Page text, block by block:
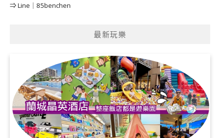
⇒ Line｜85benchen
最新玩樂